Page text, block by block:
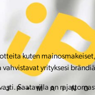
kuten mainosmakeiset,
yrityksesi
Saatavilla on